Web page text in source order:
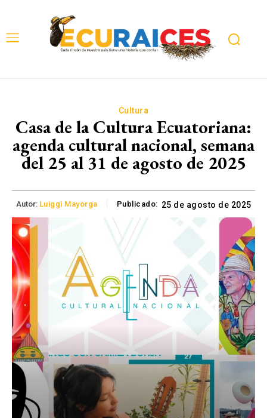
Cultura
Casa de la Cultura Ecuatoriana:
agenda cultural nacional, semana
del 25 al 31 de agosto de 2025
Autor: Luiggi Mayorga Publicado: 25 de agosto de 2025